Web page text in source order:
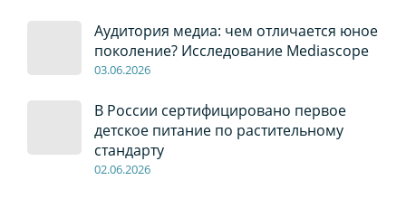
Аудитория медиа: чем отличается юное
поколение? Исследование Mediascope
03.06.2026
В России сертифицировано первое
детское питание по растительному
стандарту
02.06.2026